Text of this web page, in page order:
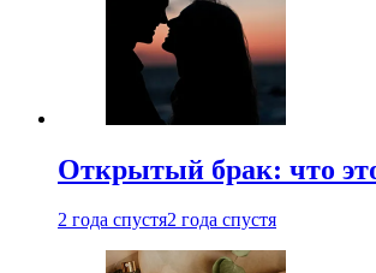
Открытый брак: что
2 года спустя2 года спустя